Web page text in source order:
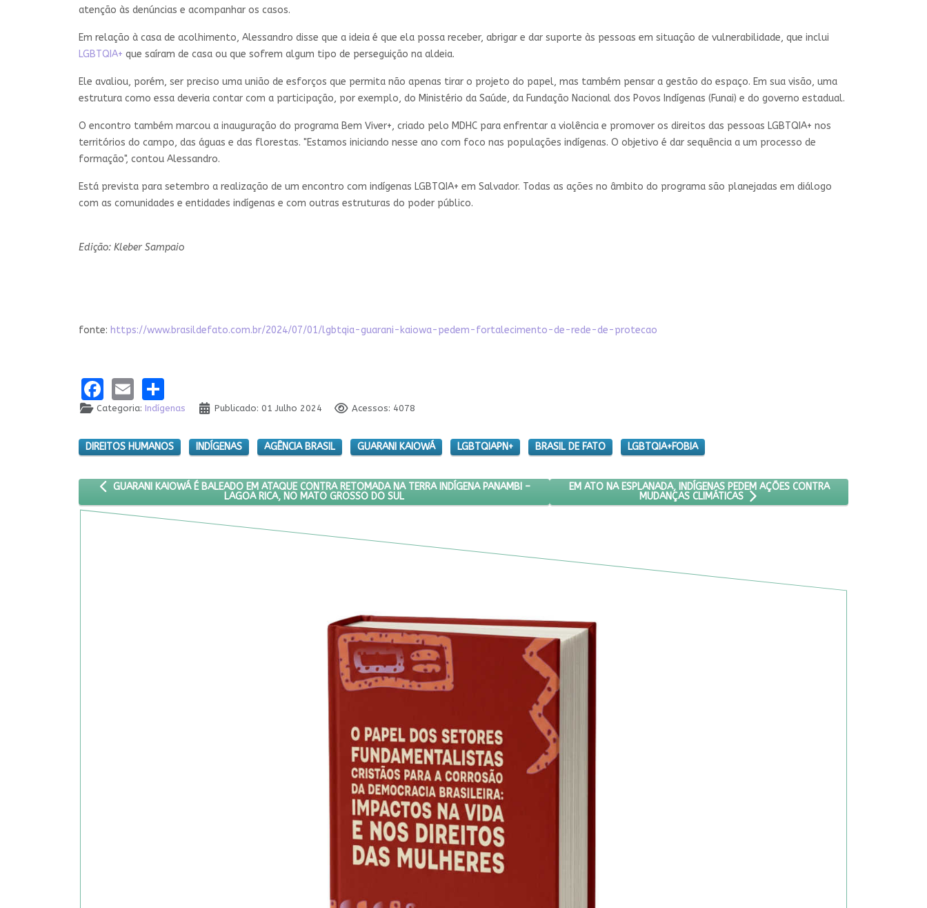
atenção às denúncias e acompanhar os casos.
Em relação à casa de acolhimento, Alessandro disse que a ideia é que ela possa receber, abrigar e dar suporte às pessoas em situação de vulnerabilidade, que inclui
LGBTQIA+ que saíram de casa ou que sofrem algum tipo de perseguição na aldeia.
Ele avaliou, porém, ser preciso uma união de esforços que permita não apenas tirar o projeto do papel, mas também pensar a gestão do espaço. Em sua visão, uma
estrutura como essa deveria contar com a participação, por exemplo, do Ministério da Saúde, da Fundação Nacional dos Povos Indígenas (Funai) e do governo estadual.
O encontro também marcou a inauguração do programa Bem Viver+, criado pelo MDHC para enfrentar a violência e promover os direitos das pessoas LGBTQIA+ nos
territórios do campo, das águas e das florestas. "Estamos iniciando nesse ano com foco nas populações indígenas. O objetivo é dar sequência a um processo de
formação", contou Alessandro.
Está prevista para setembro a realização de um encontro com indígenas LGBTQIA+ em Salvador. Todas as ações no âmbito do programa são planejadas em diálogo
com as comunidades e entidades indígenas e com outras estruturas do poder público.
Edição: Kleber Sampaio
fonte: https://www.brasildefato.com.br/2024/07/01/lgbtqia-guarani-kaiowa-pedem-fortalecimento-de-rede-de-protecao
Facebook
Email
Categoria: Indígenas Publicado: 01 Julho 2024 Acessos: 4078
DIREITOS HUMANOS INDÍGENAS AGÊNCIA BRASIL GUARANI KAIOWÁ LGBTQIAPN+ BRASIL DE FATO LGBTQIA+FOBIA
ARTIGO ANTERIOR: GUARANI KAIOWÁ É BALEADO EM ATAQUE CONTRA RETOMADA NA TERRA INDÍGENA PANAMBI – LAGOA RICA, NO MATO GROSSO DO SUL
GUARANI KAIOWÁ É BALEADO EM ATAQUE CONTRA RETOMADA NA TERRA INDÍGENA PANAMBI –
LAGOA RICA, NO MATO GROSSO DO SUL
PRÓXIMO ARTIGO: EM ATO NA ESPLANADA, INDÍGENAS PEDEM AÇÕES CONTRA
EM ATO NA ESPLANADA, INDÍGENAS PEDEM AÇÕES CONTRA
MUDANÇAS CLIMÁTICAS